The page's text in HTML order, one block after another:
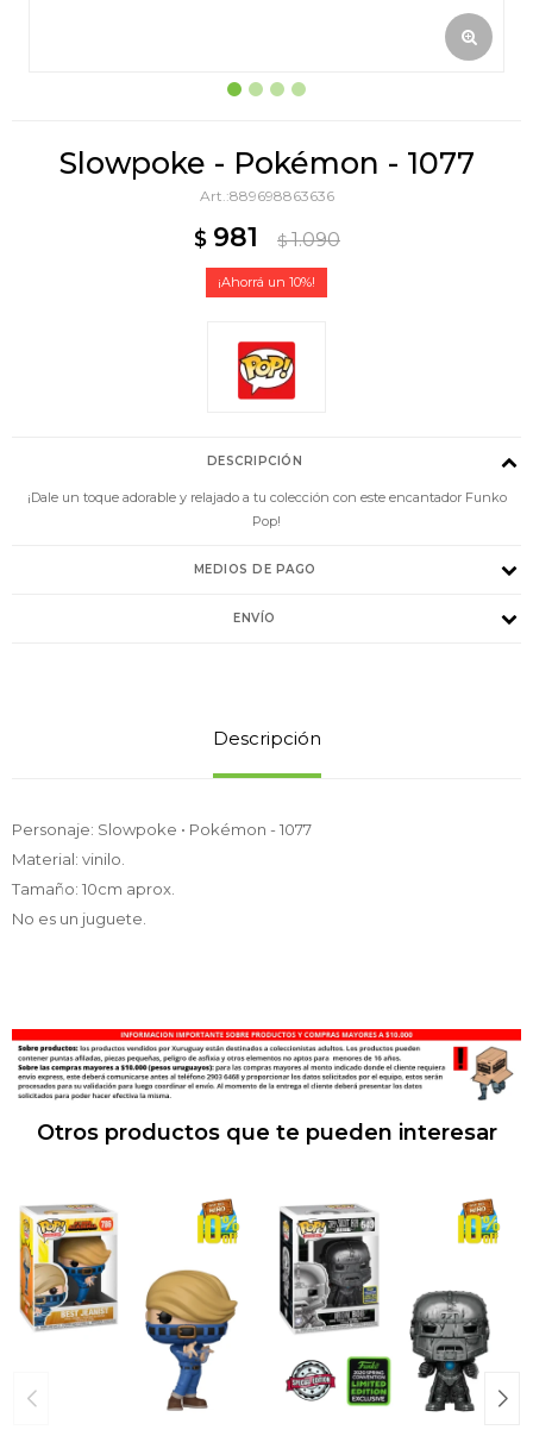
Slowpoke - Pokémon - 1077
889698863636
$ 981 $ 1.090
10
DESCRIPCIÓN
¡Dale un toque adorable y relajado a tu colección con este encantador Funko
Pop!
MEDIOS DE PAGO
ENVÍO
Descripción
Personaje: Slowpoke • Pokémon - 1077
Material: vinilo.
Tamaño: 10cm aprox.
No es un juguete.
Otros productos que te pueden interesar